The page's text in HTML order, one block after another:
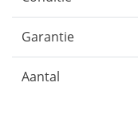
Garantie
Aantal